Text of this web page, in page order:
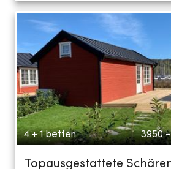
4 + 1 betten 3950 -
Topausgestattete